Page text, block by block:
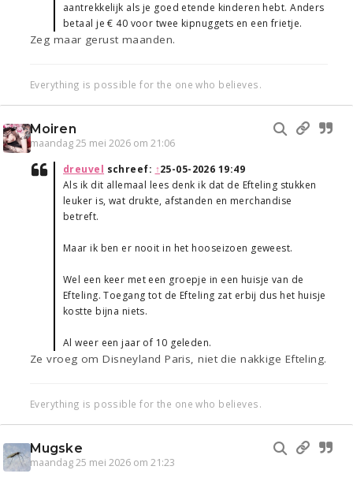
aantrekkelijk als je goed etende kinderen hebt. Anders
betaal je € 40 voor twee kipnuggets en een frietje.
Zeg maar gerust maanden.
Everything is possible for the one who believes.
Moiren
maandag 25 mei 2026 om 21:06
dreuvel schreef: ↑25-05-2026 19:49
Als ik dit allemaal lees denk ik dat de Efteling stukken
leuker is, wat drukte, afstanden en merchandise
betreft.
Maar ik ben er nooit in het hooseizoen geweest.
Wel een keer met een groepje in een huisje van de
Efteling. Toegang tot de Efteling zat erbij dus het huisje
kostte bijna niets.
Al weer een jaar of 10 geleden.
Ze vroeg om Disneyland Paris, niet die nakkige Efteling.
Everything is possible for the one who believes.
Mugske
maandag 25 mei 2026 om 21:23